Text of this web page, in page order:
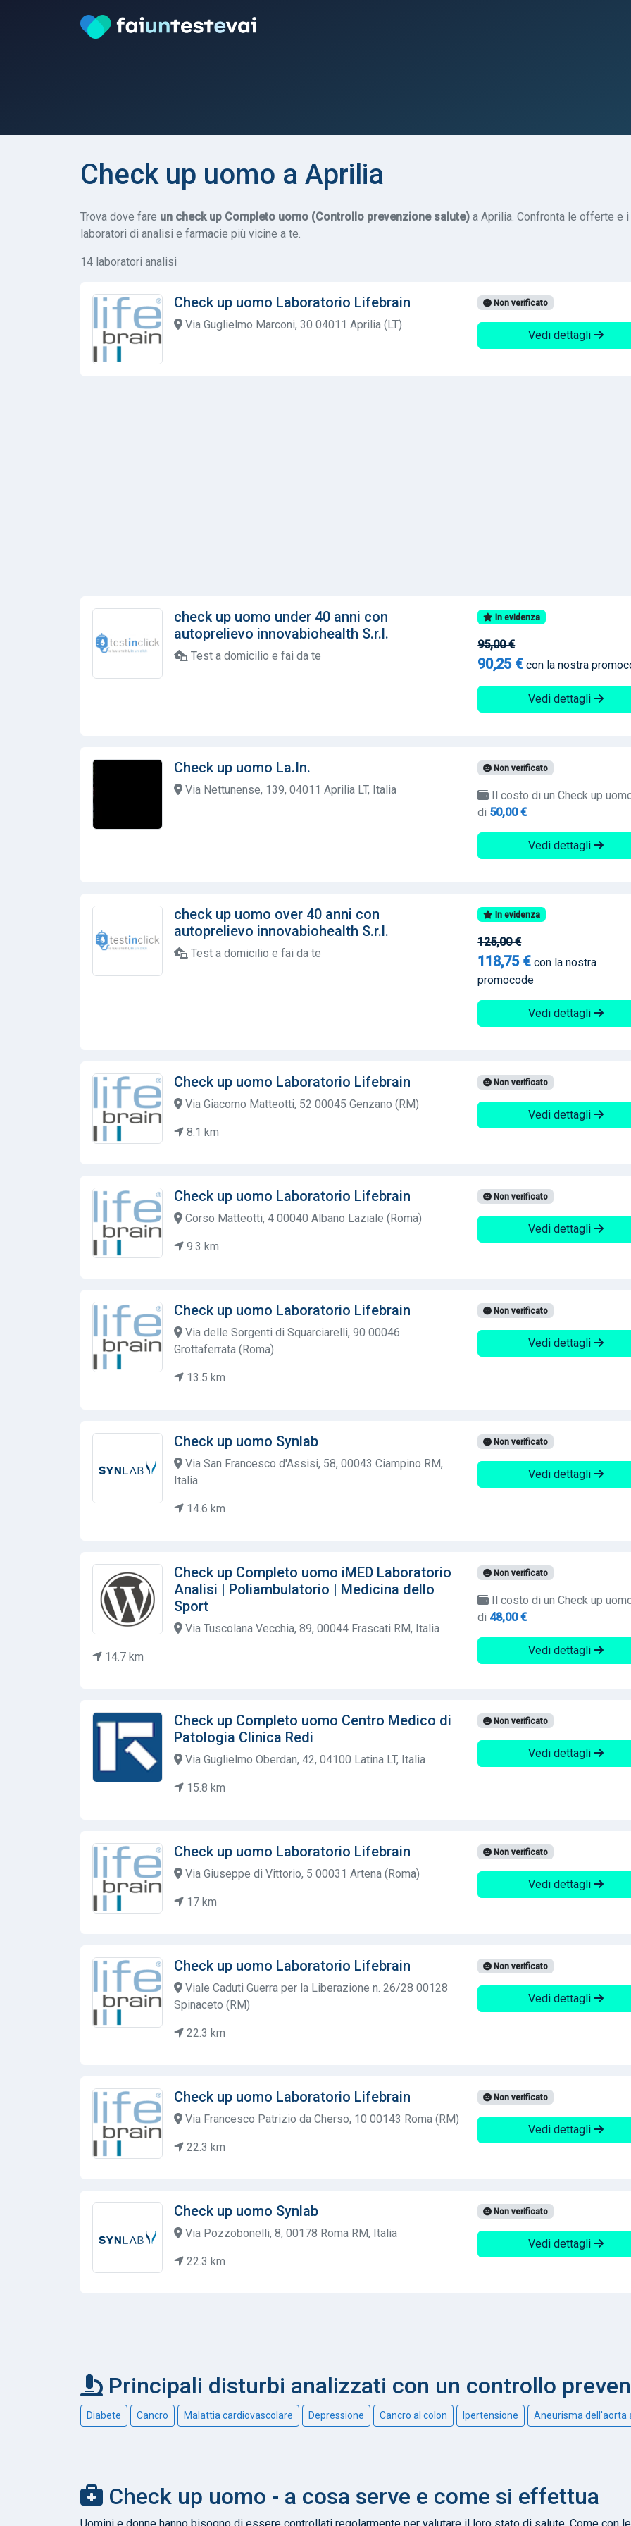
Check up uomo a Aprilia
Trova dove fare un check up Completo uomo (Controllo prevenzione salute) a Aprilia. Confronta le offerte e
laboratori di analisi e farmacie più vicine a te.
14 laboratori analisi
Check up uomo Laboratorio Lifebrain
Via Guglielmo Marconi, 30 04011 Aprilia (LT)
Non verificato
Vedi dettagli
check up uomo under 40 anni con
autoprelievo innovabiohealth S.r.l.
Test a domicilio e fai da te
In evidenza
95,00 €
90,25 € con la nostra
Vedi dettagli
Check up uomo La.In.
Via Nettunense, 139, 04011 Aprilia LT, Italia
Non verificato
Il costo di un Check up
di 50,00 €
Vedi dettagli
check up uomo over 40 anni con
autoprelievo innovabiohealth S.r.l.
Test a domicilio e fai da te
In evidenza
125,00 €
118,75 € con la nostra
promocode
Vedi dettagli
Check up uomo Laboratorio Lifebrain
Via Giacomo Matteotti, 52 00045 Genzano (RM)
8.1 km
Non verificato
Vedi dettagli
Check up uomo Laboratorio Lifebrain
Corso Matteotti, 4 00040 Albano Laziale (Roma)
9.3 km
Non verificato
Vedi dettagli
Check up uomo Laboratorio Lifebrain
Via delle Sorgenti di Squarciarelli, 90 00046
Grottaferrata (Roma)
13.5 km
Non verificato
Vedi dettagli
Check up uomo Synlab
Via San Francesco d'Assisi, 58, 00043 Ciampino RM,
Italia
14.6 km
Non verificato
Vedi dettagli
Check up Completo uomo iMED Laboratorio
Analisi | Poliambulatorio | Medicina dello
Sport
Via Tuscolana Vecchia, 89, 00044 Frascati RM, Italia
14.7 km
Non verificato
Il costo di un Check up
di 48,00 €
Vedi dettagli
Check up Completo uomo Centro Medico di
Patologia Clinica Redi
Via Guglielmo Oberdan, 42, 04100 Latina LT, Italia
15.8 km
Non verificato
Vedi dettagli
Check up uomo Laboratorio Lifebrain
Via Giuseppe di Vittorio, 5 00031 Artena (Roma)
17 km
Non verificato
Vedi dettagli
Check up uomo Laboratorio Lifebrain
Viale Caduti Guerra per la Liberazione n. 26/28 00128
Spinaceto (RM)
22.3 km
Non verificato
Vedi dettagli
Check up uomo Laboratorio Lifebrain
Via Francesco Patrizio da Cherso, 10 00143 Roma (RM)
22.3 km
Non verificato
Vedi dettagli
Check up uomo Synlab
Via Pozzobonelli, 8, 00178 Roma RM, Italia
22.3 km
Non verificato
Vedi dettagli
Principali disturbi analizzati con un controllo
Diabete Cancro Malattia cardiovascolare Depressione Cancro al colon Ipertensione Aneurisma dell'aorta
Check up uomo - a cosa serve e come si effettua
Uomini e donne hanno bisogno di essere controllati regolarmente per valutare il loro stato di salute. Come con